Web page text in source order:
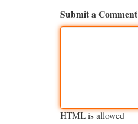
Submit a Comment
HTML is allowed